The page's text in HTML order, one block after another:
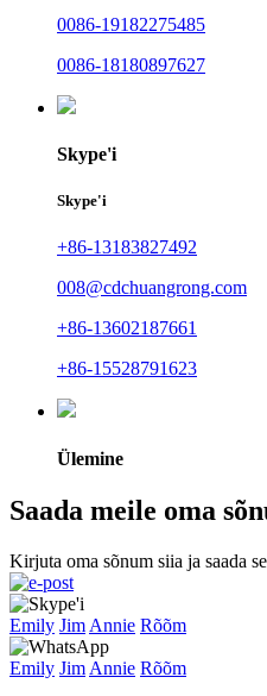
0086-19182275485
0086-18180897627
Skype'i
Skype'i
+86-13183827492
008@cdchuangrong.com
+86-13602187661
+86-15528791623
Ülemine
Saada meile oma
Kirjuta oma sõnum siia ja saada
Emily Jim Annie Rõõm
Emily Jim Annie Rõõm